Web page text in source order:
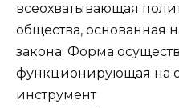
всеохватывающая
общества, основанная
закона. Форма
функционирующая на
инструмент